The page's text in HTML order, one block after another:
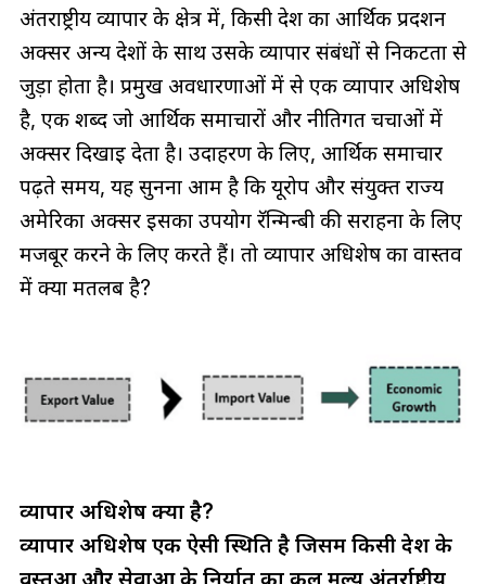
अंतर्राष्ट्रीय व्यापार के क्षेत्र में, किसी देश का आर्थिक प्रदर्शन
अक्सर अन्य देशों के साथ उसके व्यापार संबंधों से निकटता से
जुड़ा होता है। प्रमुख अवधारणाओं में से एक व्यापार अधिशेष
है, एक शब्द जो आर्थिक समाचारों और नीतिगत चर्चाओं में
अक्सर दिखाई देता है। उदाहरण के लिए, आर्थिक समाचार
पढ़ते समय, यह सुनना आम है कि यूरोप और संयुक्त राज्य
अमेरिका अक्सर इसका उपयोग रॅन्मिन्बी की सराहना के लिए
मजबूर करने के लिए करते हैं। तो व्यापार अधिशेष का वास्तव
में क्या मतलब है?
व्यापार अधिशेष क्या है?
व्यापार अधिशेष एक ऐसी स्थिति है जिसमें किसी देश के
वस्तुओं और सेवाओं के निर्यात का कुल मूल्य अंतर्राष्ट्रीय